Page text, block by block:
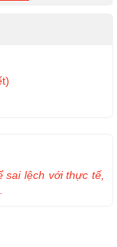
sai lệch với thực tế,